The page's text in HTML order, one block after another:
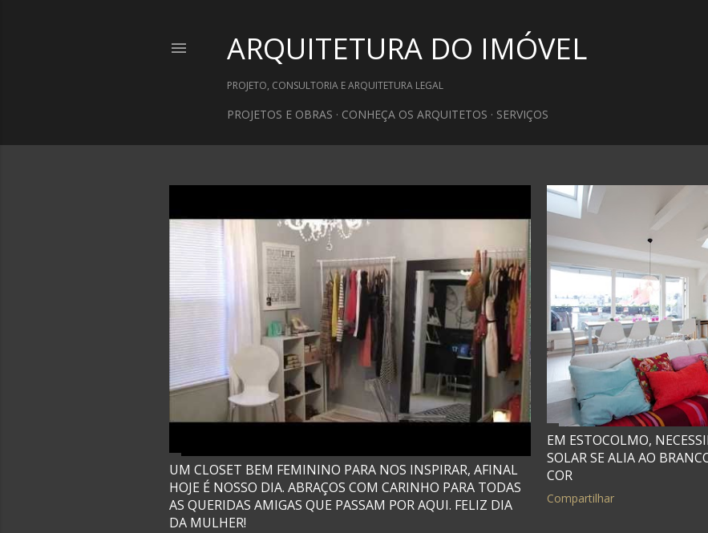
ARQUITETURA DO IMÓVEL
PROJETO, CONSULTORIA E ARQUITETURA LEGAL
PROJETOS E OBRAS CONHEÇA OS ARQUITETOS SERVIÇOS
P
o
s
t
a
g
e
n
s
UM CLOSET BEM FEMININO PARA NOS INSPIRAR, AFINAL
HOJE É NOSSO DIA. ABRAÇOS COM CARINHO PARA TODAS
AS QUERIDAS AMIGAS QUE PASSAM POR AQUI. FELIZ DIA
DA MULHER!
EM ESTOCOLMO,
SOLAR SE ALIA AO
COR
Compartilhar